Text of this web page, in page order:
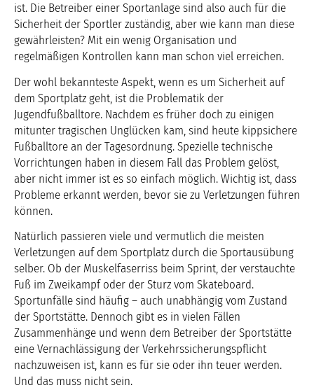
ist. Die Betreiber einer Sportanlage sind also auch für die
Sicherheit der Sportler zuständig, aber wie kann man diese
gewährleisten? Mit ein wenig Organisation und
regelmäßigen Kontrollen kann man schon viel erreichen.
Der wohl bekannteste Aspekt, wenn es um Sicherheit auf
dem Sportplatz geht, ist die Problematik der
Jugendfußballtore. Nachdem es früher doch zu einigen
mitunter tragischen Unglücken kam, sind heute kippsichere
Fußballtore an der Tagesordnung. Spezielle technische
Vorrichtungen haben in diesem Fall das Problem gelöst,
aber nicht immer ist es so einfach möglich. Wichtig ist, dass
Probleme erkannt werden, bevor sie zu Verletzungen führen
können.
Natürlich passieren viele und vermutlich die meisten
Verletzungen auf dem Sportplatz durch die Sportausübung
selber. Ob der Muskelfaserriss beim Sprint, der verstauchte
Fuß im Zweikampf oder der Sturz vom Skateboard.
Sportunfälle sind häufig – auch unabhängig vom Zustand
der Sportstätte. Dennoch gibt es in vielen Fällen
Zusammenhänge und wenn dem Betreiber der Sportstätte
eine Vernachlässigung der Verkehrssicherungspflicht
nachzuweisen ist, kann es für sie oder ihn teuer werden.
Und das muss nicht sein.